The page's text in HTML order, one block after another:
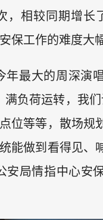
，相较同期增长
保工作的难度大
年最大的周深演
满负荷运转，我
位等等，散场规
能做到看得见、
安局情指中心安